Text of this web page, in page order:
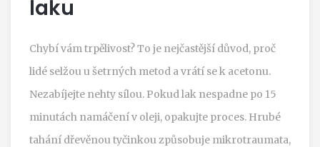
laku
Chybí vám trpělivost? To je nejčastější důvod, proč
lidé selžou u šetrných metod a vrátí se k acetonu.
Nezabíjejte nehty sílou. Pokud lak nespadne po 15
minutách namáčení v oleji, opakujte proces. Hrubé
tahání dřevěnou tyčinkou způsobuje mikrotraumata,